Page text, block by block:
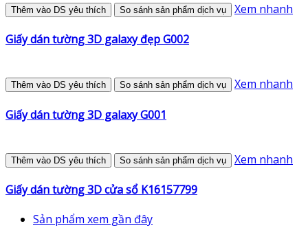
Thêm vào DS yêu thích So sánh sản phẩm dịch vụ Xem nhanh
Giấy dán tường 3D galaxy đẹp G002
Thêm vào DS yêu thích So sánh sản phẩm dịch vụ Xem nhanh
Giấy dán tường 3D galaxy G001
Thêm vào DS yêu thích So sánh sản phẩm dịch vụ Xem nhanh
Giấy dán tường 3D cửa sổ K16157799
Sản phẩm xem gần đây